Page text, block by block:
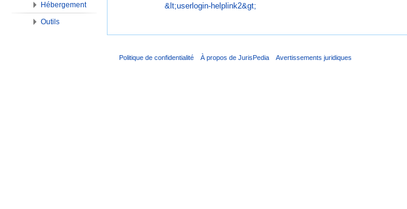
&lt;userlogin-helplink2&gt;
Hébergement
Outils
Politique de confidentialité À propos de JurisPedia Avertissements juridiques